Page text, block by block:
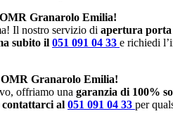
Granarolo Emilia!
Il nostro servizio di apertura
subito il 051 091 04 33 e richiedi
Granarolo Emilia!
offriamo una garanzia di 100%
contattarci al 051 091 04 33 per